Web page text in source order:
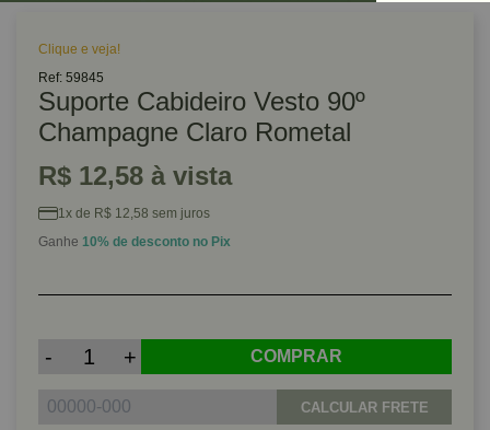
Clique e veja!
Ref: 59845
Suporte Cabideiro Vesto 90º
Champagne Claro Rometal
R$ 12,58 à vista
1x de R$ 12,58 sem juros
Ganhe 10% de desconto no Pix
- + COMPRAR
CALCULAR FRETE